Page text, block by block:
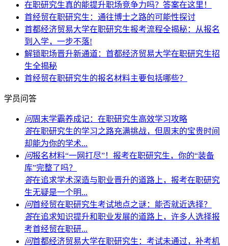
在职研究生真的能提升职场竞争力吗？答案在这里！
首经贸在职研究生：通往博士之路的可能性探讨
首都经济贸易大学在职研究生报考流程全揭秘：从报名
到入学，一步不落!
解锁职场晋升新通道：首都经济贸易大学在职研究生招
生全揭秘
首经贸在职研究生的报名材料主要包括哪些？
学员问答
问周末学霸养成记：在职研究生高效学习攻略
答在职研究生的学习之路充满挑战，但周末的宝贵时间
却能为你的学术...
问报名材料“一网打尽”！报考在职研究生，你的“装备
库”完整了吗？
答在追求学术深造与职业晋升的道路上，报考在职研究
生无疑是一个明...
问首经贸在职研究生考试地点之谜：能否就近选择？
答在追求知识提升和职业发展的道路上，许多人选择报
考首经贸在职研...
问首都经济贸易大学在职研究生：考试未通过，补考机